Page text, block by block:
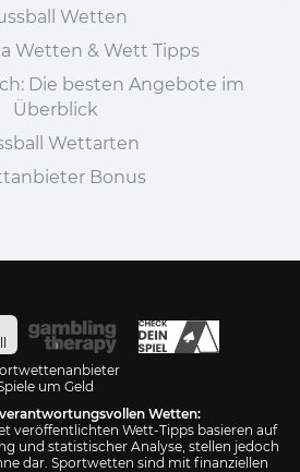
Wetten
Wetten & Wett Tipps
Die besten Angebote im
Überblick
Wettarten
Bonus
um Geld
Wetten:
veröffentlichten Wett-Tipps basieren auf
und statistischer Analyse, stellen jedoch
dar. Sportwetten sind mit finanziellen